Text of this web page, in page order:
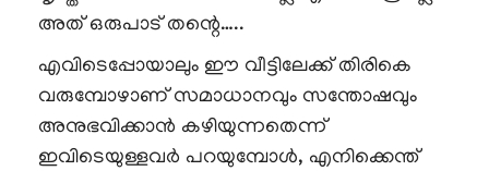
അത് ഒരുപാട് തന്റെ…..
എവിടെപ്പോയാലും ഈ വീട്ടിലേക്ക് തിരികെ
വരുമ്പോഴാണ് സമാധാനവും സന്തോഷവും
അനുഭവിക്കാൻ കഴിയുന്നതെന്ന്
ഇവിടെയുള്ളവർ പറയുമ്പോൾ, എനിക്കെന്ത്